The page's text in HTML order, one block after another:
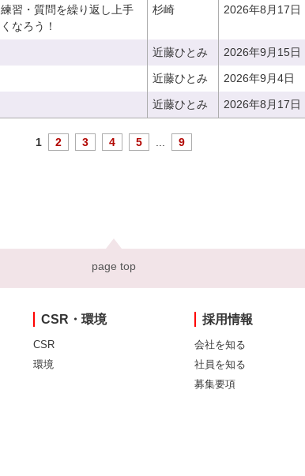
練習・質問を繰り返し上手
くなろう！
杉崎 2026年8月17日
近藤ひとみ 2026年9月15日
近藤ひとみ 2026年9月4日
近藤ひとみ 2026年8月17日
1 2 3 4 5 9
page top
CSR・環境
CSR
環境
採用情報
会社を知る
社員を知る
募集要項